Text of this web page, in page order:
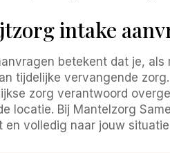
intake
betekent dat je,
tijdelijke vervangende
zorg verantwoord
locatie. Bij Mantelzorg
en volledig naar jouw